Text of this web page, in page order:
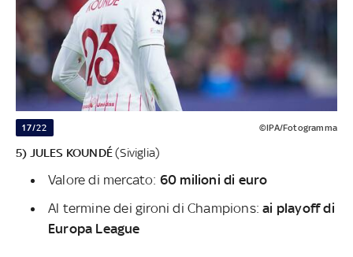
17/22 ©IPA/Fotogramma
5) JULES KOUNDÉ(Siviglia)
Valore di mercato: 60 milioni di euro
Al termine dei gironi di Champions:ai playoff di
Europa League